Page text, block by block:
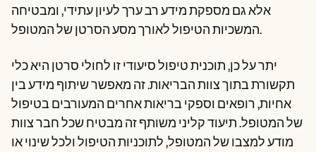
אלא גם מספקת מידע רב ערך לעיון עתידי, ומבטיחה
המשכיות הטיפול לאורך מסע הסרטן של המטופל.
יתר על כן, תוכנית טיפול סיעודי זו לחולי סרטן היא כלי
תקשורת בתוך צוות הבריאות. זה מאפשר שיתוף מידע בין
אחיות, רופאים וספקי בריאות אחרים המעורבים בטיפול
של המטופל. תיעוד קליני משותף זה מבטיח שכל חבר צוות
מודע למצבו של המטופל, לתוכניות הטיפול ולכל שינוי או